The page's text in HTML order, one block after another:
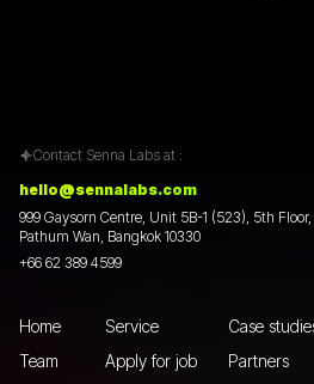
Contact Senna Labs at :
hello@sennalabs.com
999 Gaysorn Centre, Unit 5B-1 (523), 5th
Pathum Wan, Bangkok 10330
+66 62 389 4599
Home Service Case
Team
Apply for job Partners